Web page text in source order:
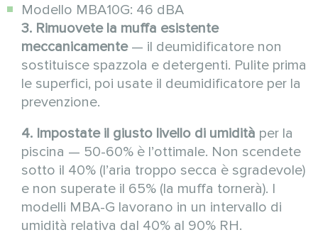
Modello MBA10G: 46 dBA
3. Rimuovete la muffa esistente
meccanicamente— il deumidificatore non
sostituisce spazzola e detergenti. Pulite prima
le superfici, poi usate il deumidificatore per la
prevenzione.
4. Impostate il giusto livello di umidità per la
piscina — 50-60% è l’ottimale. Non scendete
sotto il 40% (l’aria troppo secca è sgradevole)
e non superate il 65% (la muffa tornerà). I
modelli MBA-G lavorano in un intervallo di
umidità relativa dal 40% al 90% RH.